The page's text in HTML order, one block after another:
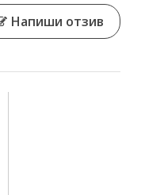
Напиши отзив